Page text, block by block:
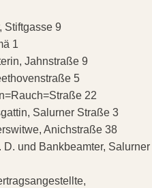
9
1
Jahnstraße 9
5
22
Salurner Straße 3
Anichstraße 38
und Bankbeamter, Salurner